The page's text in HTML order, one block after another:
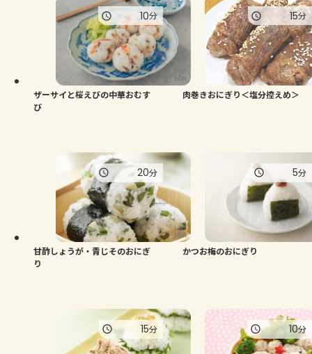
ザーサイと桜えびの中華おむす
び
10分
肉巻きおにぎり＜塩分控えめ＞
15分
甘酢しょうが・青じそのおにぎ
り
20分
かつお梅のおにぎり
5分
15分 10分